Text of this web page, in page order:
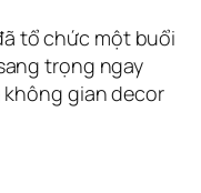
tổ chức một buổi
trọng ngay
không gian decor